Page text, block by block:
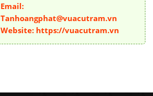
Email:
Tanhoangphat@vuacutram.vn
Website: https://vuacutram.vn